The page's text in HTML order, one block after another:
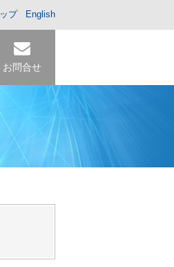
プ English
お問合せ